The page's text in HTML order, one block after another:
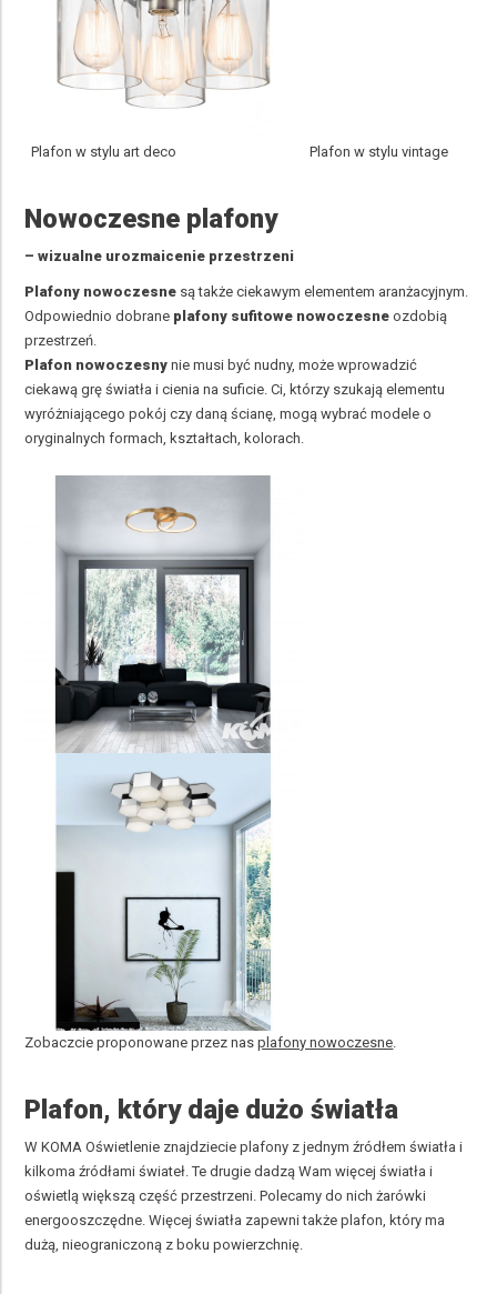
Plafon w stylu art deco Plafon w stylu vintage
Nowoczesne plafony
– wizualne urozmaicenie przestrzeni
Plafony nowoczesne są także ciekawym elementem aranżacyjnym.
Odpowiednio dobrane plafony sufitowe nowoczesne ozdobią
przestrzeń.
Plafon nowoczesny nie musi być nudny, może wprowadzić
ciekawą grę światła i cienia na suficie. Ci, którzy szukają elementu
wyróżniającego pokój czy daną ścianę, mogą wybrać modele o
oryginalnych formach, kształtach, kolorach.
Zobaczcie proponowane przez nasplafony nowoczesne
Plafon, który daje dużo światła
W KOMA Oświetlenie znajdziecie plafony z jednym źródłem światła i
kilkoma źródłami świateł. Te drugie dadzą Wam więcej światła i
oświetlą większą część przestrzeni. Polecamy do nich żarówki
energooszczędne. Więcej światła zapewni także plafon, który ma
dużą, nieograniczoną z boku powierzchnię.